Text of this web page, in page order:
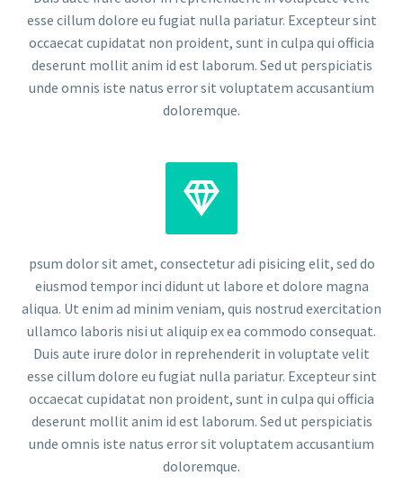
esse cillum dolore eu fugiat nulla pariatur. Excepteur sint
occaecat cupidatat non proident, sunt in culpa qui officia
deserunt mollit anim id est laborum. Sed ut perspiciatis
unde omnis iste natus error sit voluptatem accusantium
doloremque.


psum dolor sit amet, consectetur adi pisicing elit, sed do
eiusmod tempor inci didunt ut labore et dolore magna
aliqua. Ut enim ad minim veniam, quis nostrud exercitation
ullamco laboris nisi ut aliquip ex ea commodo consequat.
Duis aute irure dolor in reprehenderit in voluptate velit
esse cillum dolore eu fugiat nulla pariatur. Excepteur sint
occaecat cupidatat non proident, sunt in culpa qui officia
deserunt mollit anim id est laborum. Sed ut perspiciatis
unde omnis iste natus error sit voluptatem accusantium
doloremque.